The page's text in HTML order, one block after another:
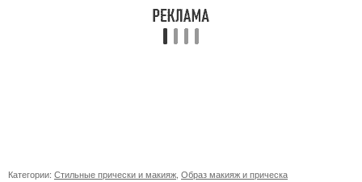
Категории: Стильные прически и макияж, Образ макияж и прическа